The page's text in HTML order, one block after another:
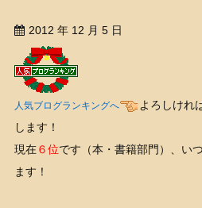
2012 年 12 月 5 日
人気ブログランキングへ
よろしけれ
します！
現在６位です（本・書籍部門）、い
ます！